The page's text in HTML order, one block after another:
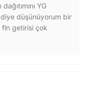
YG
diye düşünüyorum bir
getirisi çok